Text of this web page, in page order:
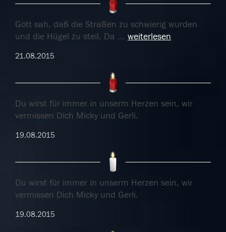
Gott sah, daß die Stra8en zu schwierig wurden
und die Hügel zu steil. Da ... weiterlesen
21.08.2015
Du wirst für immer in unserm Herzen sein, wir
vermissen Dich Micky und Gerli.
19.08.2015
Du wirst für immer in unserm Herzen sein, wir
vermissen Dich Micky und Gerli.
19.08.2015